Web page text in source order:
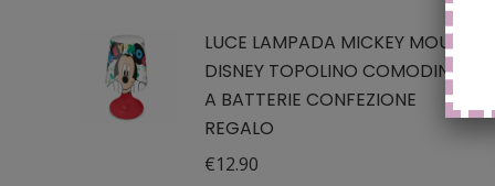
LUCE LAMPADA MICKEY MOUSE
DISNEY TOPOLINO COMODINO
A BATTERIE CONFEZIONE
REGALO
€12.90